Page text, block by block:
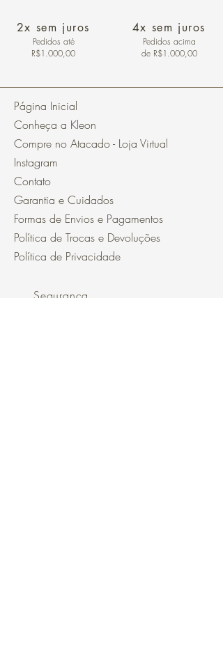
2x sem juros
Pedidos até
R$1.000,00
4x sem juros
Pedidos acima
de R$1.000,00
Página Inicial
Conheça a Kleon
Compre no Atacado - Loja Virtual
Instagram
Contato
Garantia e Cuidados
Formas de Envios e Pagamentos
Política de Trocas e Devoluções
Política de Privacidade
Segurança